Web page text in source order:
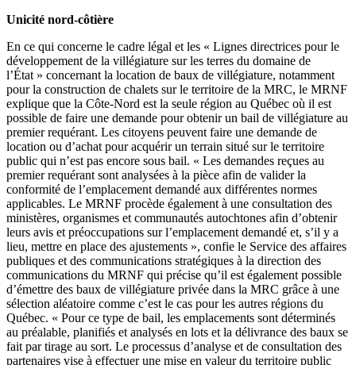
Unicité nord-côtière
En ce qui concerne le cadre légal et les « Lignes directrices pour le
développement de la villégiature sur les terres du domaine de
l’État » concernant la location de baux de villégiature, notamment
pour la construction de chalets sur le territoire de la MRC, le MRNF
explique que la Côte-Nord est la seule région au Québec où il est
possible de faire une demande pour obtenir un bail de villégiature au
premier requérant. Les citoyens peuvent faire une demande de
location ou d’achat pour acquérir un terrain situé sur le territoire
public qui n’est pas encore sous bail. « Les demandes reçues au
premier requérant sont analysées à la pièce afin de valider la
conformité de l’emplacement demandé aux différentes normes
applicables. Le MRNF procède également à une consultation des
ministères, organismes et communautés autochtones afin d’obtenir
leurs avis et préoccupations sur l’emplacement demandé et, s’il y a
lieu, mettre en place des ajustements », confie le Service des affaires
publiques et des communications stratégiques à la direction des
communications du MRNF qui précise qu’il est également possible
d’émettre des baux de villégiature privée dans la MRC grâce à une
sélection aléatoire comme c’est le cas pour les autres régions du
Québec. « Pour ce type de bail, les emplacements sont déterminés
au préalable, planifiés et analysés en lots et la délivrance des baux se
fait par tirage au sort. Le processus d’analyse et de consultation des
partenaires vise à effectuer une mise en valeur du territoire public